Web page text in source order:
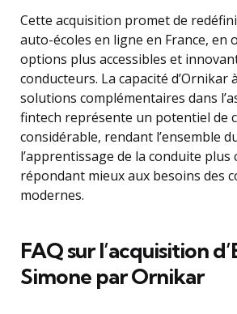
Cette acquisition promet de
auto-écoles en ligne en France, en
options plus accessibles et
conducteurs. La capacité d’Ornikar
solutions complémentaires dans
fintech représente un potentiel de
considérable, rendant l’ensemble
l’apprentissage de la conduite
répondant mieux aux besoins des
modernes.
FAQ sur l’acquisition
Simone par Ornikar